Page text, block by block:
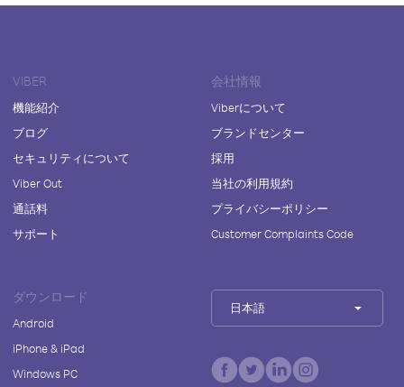
VIBER
機能紹介
ブログ
セキュリティについて
Viber Out
通話料
サポート
会社情報
Viberについて
ブランドセンター
採用
当社の利用規約
プライバシーポリシー
Customer Complaints Code
ダウンロード
Android
iPhone & iPad
Windows PC
日本語